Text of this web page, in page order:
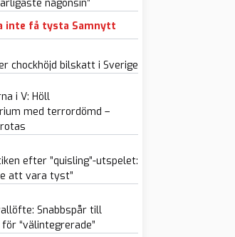
någonsin”
inte få tysta Samnytt
chockhöjd bilskatt i Sverige
i V: Höll
med terrordömd –
efter ”quisling”-utspelet:
att vara tyst”
Snabbspår till
“välintegrerade”